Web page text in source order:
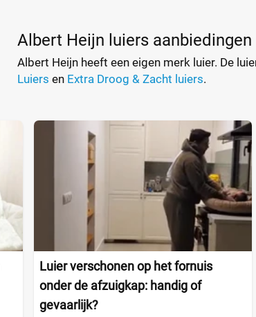
Albert Heijn luiers aanbiedingen
Albert Heijn heeft een eigen merk luier. De
Luiers en Extra Droog & Zacht luiers.
Luier verschonen op het fornuis
onder de afzuigkap: handig of
gevaarlijk?